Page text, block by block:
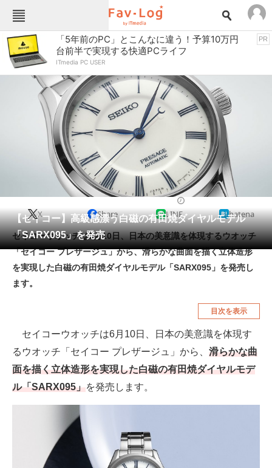
Fav-Logカテゴリー一覧
TOP アウトドア用品
インテリア・収納 おもちゃ・ホビー
キッチン家電
キッチン用品 ゲーム
コンテンツ・サービス スイーツ・お菓子
スポーツ・レジャー スマホ・携帯電話
パソコン・タブレット ファッション
ペット 家電
工具・DIY 本・DVD・CD
生活家電 生活用品
空調・季節家電
釣り具・釣り用品 食品・飲料・お酒
メディア
注目記事を集めた総合ページ
ITの今と未来を見通す
スマホと通信の最新トレンド
「5年前のPC」とこんなに違う！予算10万円
台前半で実現する快適PCライフ
ITmedia PC USER
PR
【セイコー】高級感漂う白磁の有田焼ダイヤルモデル
「SARX095」を発売
X Share LINE hatena
セイコーウオッチは6月10日、日本の美意識を体現するウオッチ
「セイコー プレザージュ」から、滑らかな曲面を描く立体造形
を実現した白磁の有田焼ダイヤルモデル「SARX095」を発売し
ます。
目次を表示
セイコーウオッチは6月10日、日本の美意識を体現す
るウオッチ「セイコー プレザージュ」から、 滑らかな曲
面を描く立体造形を実現した白磁の有田焼ダイヤルモデ
ル「SARX095」を発売します。